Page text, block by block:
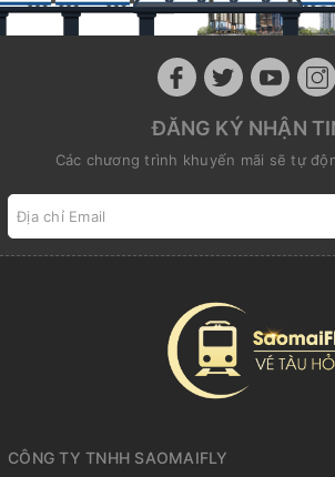
ĐĂNG KÝ NHẬN
Các chương trình khuyến mãi sẽ tự
CÔNG TY TNHH SAOMAIFLY